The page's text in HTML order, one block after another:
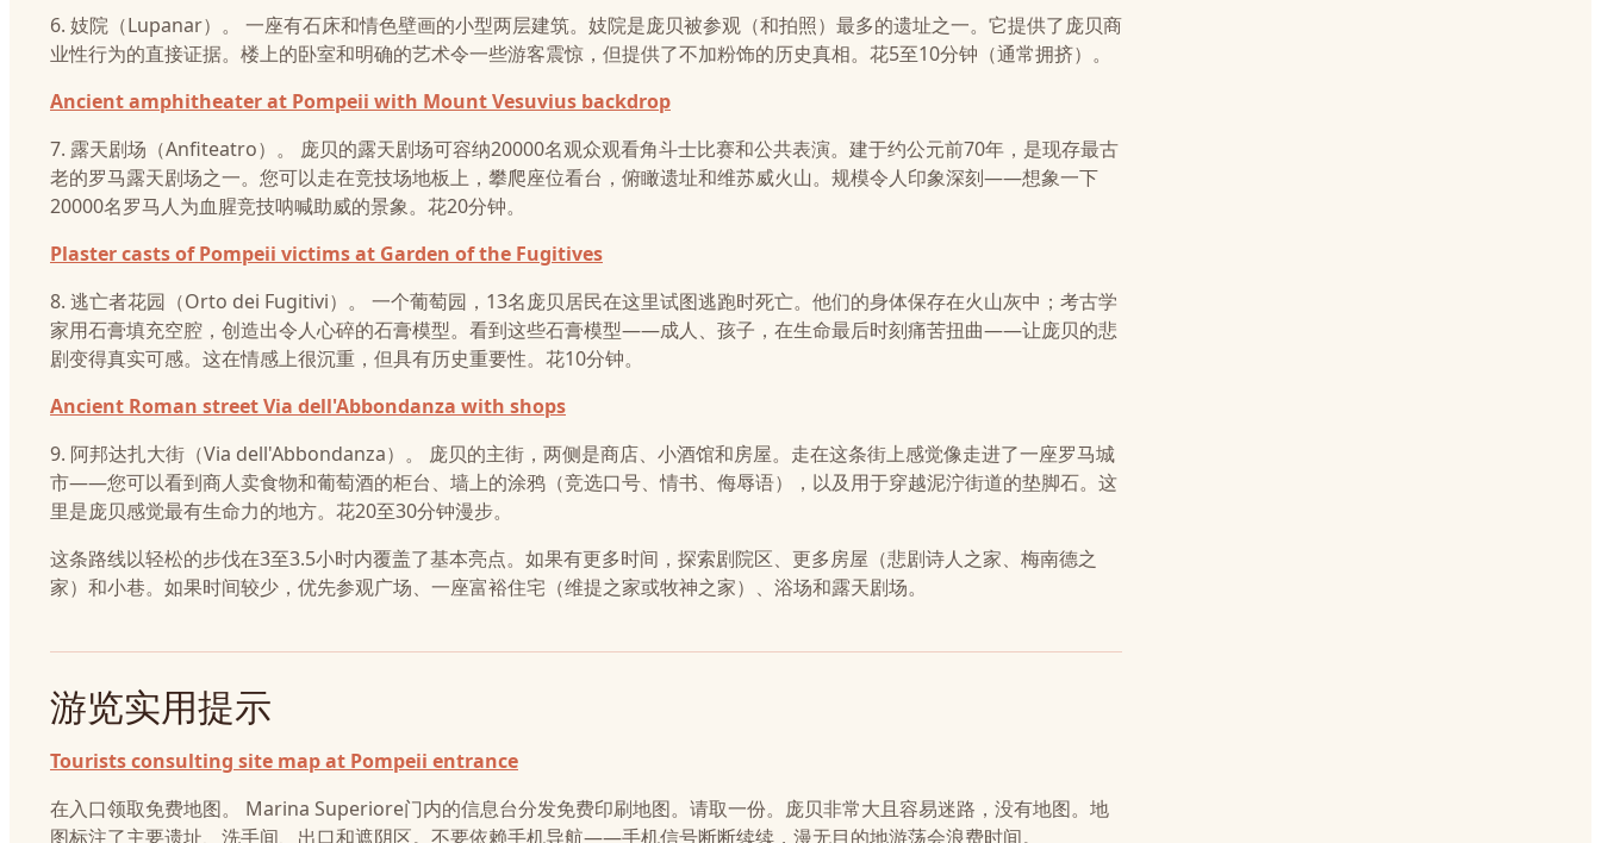
6. 妓院（Lupanar）。 一座有石床和情色壁画的小型两层建筑。妓院是庞贝被参观（和拍照）最多的遗址之一。它提供了庞贝商
业性行为的直接证据。楼上的卧室和明确的艺术令一些游客震惊，但提供了不加粉饰的历史真相。花5至10分钟（通常拥挤）。
Ancient amphitheater at Pompeii with Mount Vesuvius backdrop
7. 露天剧场（Anfiteatro）。 庞贝的露天剧场可容纳20000名观众观看角斗士比赛和公共表演。建于约公元前70年，是现存最古
老的罗马露天剧场之一。您可以走在竞技场地板上，攀爬座位看台，俯瞰遗址和维苏威火山。规模令人印象深刻——想象一下
20000名罗马人为血腥竞技呐喊助威的景象。花20分钟。
Plaster casts of Pompeii victims at Garden of the Fugitives
8. 逃亡者花园（Orto dei Fugitivi）。 一个葡萄园，13名庞贝居民在这里试图逃跑时死亡。他们的身体保存在火山灰中；考古学
家用石膏填充空腔，创造出令人心碎的石膏模型。看到这些石膏模型——成人、孩子，在生命最后时刻痛苦扭曲——让庞贝的悲
剧变得真实可感。这在情感上很沉重，但具有历史重要性。花10分钟。
Ancient Roman street Via dell'Abbondanza with shops
9. 阿邦达扎大街（Via dell'Abbondanza）。 庞贝的主街，两侧是商店、小酒馆和房屋。走在这条街上感觉像走进了一座罗马城
市——您可以看到商人卖食物和葡萄酒的柜台、墙上的涂鸦（竞选口号、情书、侮辱语），以及用于穿越泥泞街道的垫脚石。这
里是庞贝感觉最有生命力的地方。花20至30分钟漫步。
这条路线以轻松的步伐在3至3.5小时内覆盖了基本亮点。如果有更多时间，探索剧院区、更多房屋（悲剧诗人之家、梅南德之
家）和小巷。如果时间较少，优先参观广场、一座富裕住宅（维提之家或牧神之家）、浴场和露天剧场。
游览实用提示
Tourists consulting site map at Pompeii entrance
在入口领取免费地图。 Marina Superiore门内的信息台分发免费印刷地图。请取一份。庞贝非常大且容易迷路，没有地图。地
图标注了主要遗址、洗手间、出口和遮阴区。不要依赖手机导航——手机信号断断续续，漫无目的地游荡会浪费时间。